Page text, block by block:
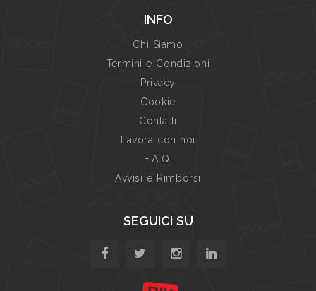
INFO
Chi Siamo
Termini e Condizioni
Privacy
Cookie
Contatti
Lavora con noi
F.A.Q.
Avvisi e Rimborsi
SEGUICI SU